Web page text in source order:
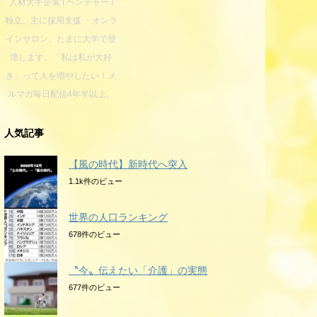
人材大手企業 I ベンチャー I
独立。主に採用支援 ・オンラ
インサロン、たまに大学で登
壇します。「私は私が大好
き」って人を増やしたい！メ
ルマガ毎日配信4年半以上。
人気記事
【風の時代】新時代へ突入
1.1k件のビュー
世界の人口ランキング
678件のビュー
〝今〟伝えたい「介護」の実態
677件のビュー